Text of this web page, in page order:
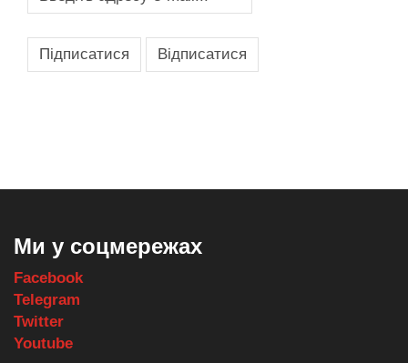
Ми у соцмережах
Facebook
Telegram
Twitter
Youtube